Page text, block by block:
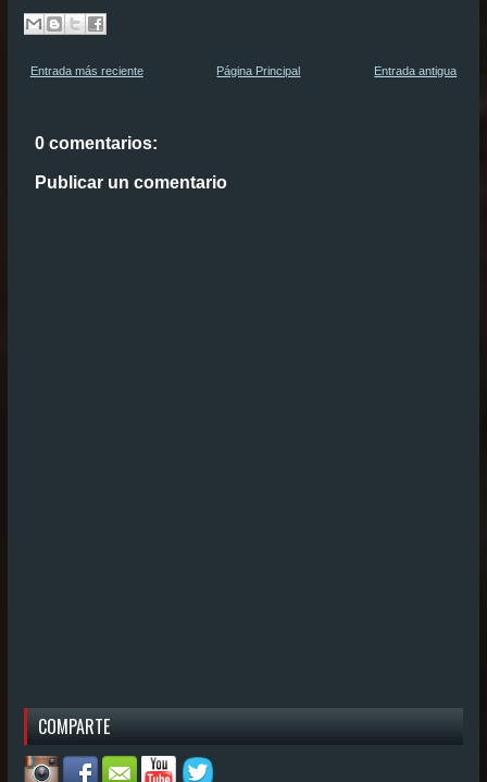
Entrada más reciente Entrada antigua
Página Principal
0 comentarios:
Publicar un comentario
COMPARTE